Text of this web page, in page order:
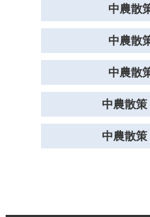
中農散
中農散
中農散
中農散
中農散